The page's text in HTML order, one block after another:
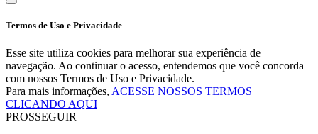
Termos de Uso e Privacidade
Esse site utiliza cookies para melhorar sua experiência de
navegação. Ao continuar o acesso, entendemos que você concorda
com nossos Termos de Uso e Privacidade.
Para mais informações, ACESSE NOSSOS TERMOS
CLICANDO AQUI
PROSSEGUIR